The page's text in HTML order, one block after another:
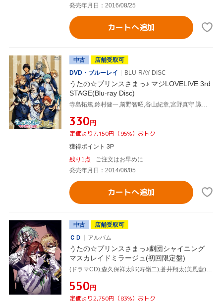
発売年月日：2016/08/25
カートへ追加
中古
店舗受取可
DVD・ブルーレイ
BLU-RAY DISC
うたの☆プリンスさまっ♪ マジLOVELIVE 3rd
STAGE(Blu-ray Disc)
¥330円
定価より7,150円（95%）おトク
獲得ポイント 3P
残り1点
ご注文はお早めに
発売年月日：2014/06/05
カートへ追加
中古
店舗受取可
ＣＤ
アルバム
うたの☆プリンスさまっ♪劇団シャイニング
マスカレイドミラージュ(初回限定盤)
(ドラマCD),森久保祥太郎(寿嶺二),蒼井翔太(美風藍),谷山紀章(四ノ宮那月)
¥550円
定価より2,750円（83%）おトク